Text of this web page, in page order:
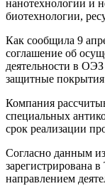
нанотехнологии и
биотехнологии,
Как сообщила 9
соглашение об
деятельности в
защитные
Компания
специальных
срок реализации
Согласно данным
зарегистрирована
направлением